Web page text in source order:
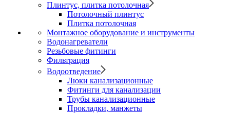
Плинтус, плитка потолочная
Потолочный плинтус
Плитка потолочная
Монтажное оборудование и инструменты
Водонагреватели
Резьбовые фитинги
Фильтрация
Водоотведение
Люки канализационные
Фитинги для канализации
Трубы канализационные
Прокладки, манжеты